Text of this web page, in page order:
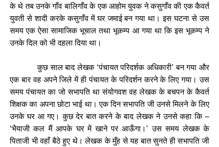
के थे तब उनके गाँव बालिगाँव के एक आहोम युवक ने कसुगाँव की एक कैवर्त
युवती से शादी करके कसुगाँव में घर जमाई बन गया था। इस घटना से उस
समय एक ऐसा सामाजिक भूचाल तथा भूकम्प आ गया था कि इस भूकम्प ने
उनके दिल को भी दहला दिया था।
कुछ साल बाद लेखक ‘पंचायत परिदर्शक अधिकारी’बन गया और
एक बार वह अपने जिले में ही पंचायत के परिदर्शन करने के लिए गया। उस
समय पंचायत का जो सभापति था संयोगवश वह लेखक के बचपन के कैवर्त
शिक्षक का अपना छोटा भाई था। एक दिन सभापति जी उनसे मिलने के लिए
उनके घर आ गए। कुछ देर बात करने के बाद लेखक ने उनसे कहा कि –
‘भैयाजी कल मैं आपके घर में खाने पर आऊँगा। ’उस समय लेखक के
पिताजी भी वहाँ बैठे हुए थे। लेखक के मुँह से यह बात सुनते ही सभापति जी